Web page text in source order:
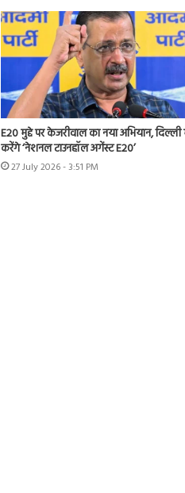
E20 मुद्दे पर केजरीवाल का नया अभियान,
करेंगे ‘नेशनल टाउनहॉल अगेंस्ट E20’
27 July 2026 - 3:51 PM